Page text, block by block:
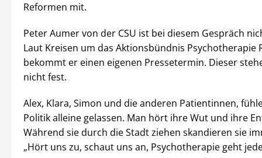
Reformen mit.
Peter Aumer von der CSU ist bei diesem Gespräch
Laut Kreisen um das Aktionsbündnis Psychotherapie
bekommt er einen eigenen Pressetermin. Dieser
nicht fest.
Alex, Klara, Simon und die anderen Patientinnen,
Politik alleine gelassen. Man hört ihre Wut und ihre
Während sie durch die Stadt ziehen skandieren sie
„Hört uns zu, schaut uns an, Psychotherapie geht